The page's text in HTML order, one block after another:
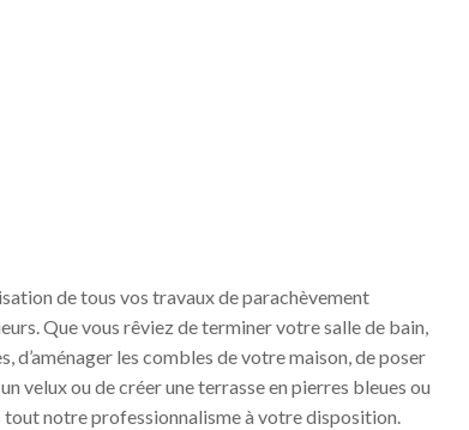
de tous vos travaux de parachèvement
Que vous rêviez de terminer votre salle de bain,
d’aménager les combles de votre maison, de poser
velux ou de créer une terrasse en pierres bleues ou
tout notre professionnalisme à votre disposition.